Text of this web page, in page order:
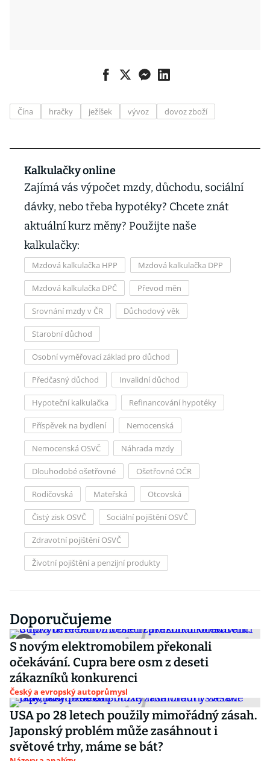
Čína hračky ježíšek vývoz dovoz zboží
Kalkulačky online
Zajímá vás výpočet mzdy, důchodu, sociální
dávky, nebo třeba hypotéky? Chcete znát
aktuální kurz měny? Použijte naše
kalkulačky:
Mzdová kalkulačka HPP Mzdová kalkulačka DPP
Mzdová kalkulačka DPČ Převod měn
Srovnání mzdy v ČR Důchodový věk
Starobní důchod
Osobní vyměřovací základ pro důchod
Předčasný důchod Invalidní důchod
Hypoteční kalkulačka Refinancování hypotéky
Příspěvek na bydlení Nemocenská
Nemocenská OSVČ Náhrada mzdy
Dlouhodobé ošetřovné Ošetřovné OČR
Rodičovská Mateřská Otcovská
Čistý zisk OSVČ Sociální pojištění OSVČ
Zdravotní pojištění OSVČ
Životní pojištění a penzijní produkty
Doporučujeme
S novým elektromobilem překonali
očekávání. Cupra bere osm z deseti
zákazníků konkurenci
Český a evropský autoprůmysl
USA po 28 letech použily mimořádný zásah.
Japonský problém může zasáhnout i
světové trhy, máme se bát?